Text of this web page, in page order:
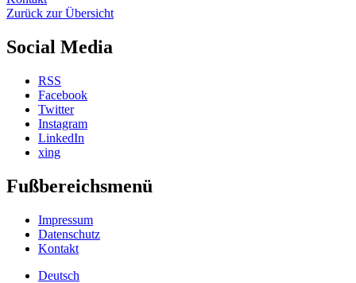
Zurück zur Übersicht
Social Media
RSS
Facebook
Twitter
Instagram
LinkedIn
xing
Fußbereichsmenü
Impressum
Datenschutz
Kontakt
Deutsch